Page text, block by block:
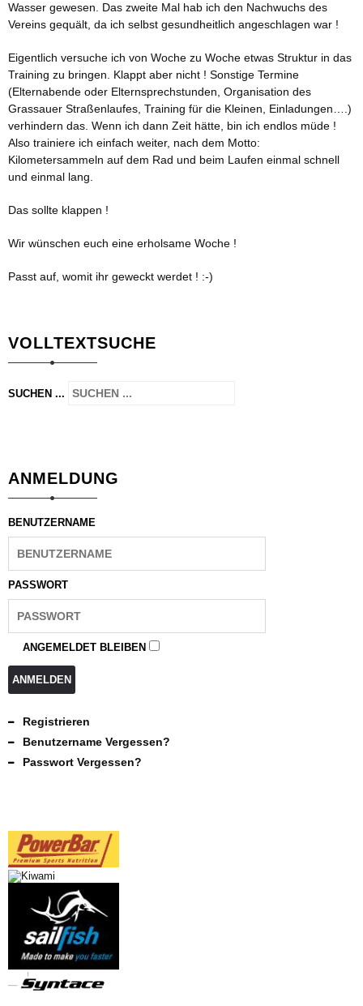
Wasser gewesen. Das zweite Mal hab ich den Nachwuchs des
Vereins gequält, da ich selbst gesundheitlich angeschlagen war !
Eigentlich versuche ich von Woche zu Woche etwas Struktur in das
Training zu bringen. Klappt aber nicht ! Sonstige Termine
(Elternabende oder Elternsprechstunden, Organisation des
Grassauer Straßenlaufes, Training für die Kleinen, Einladungen….)
verhindern das. Wenn ich dann Zeit hätte, bin ich endlos müde !
Also trainiere ich einfach weiter, nach dem Motto:
Kilometersammeln auf dem Rad und beim Laufen einmal schnell
und einmal lang.
Das sollte klappen !
Wir wünschen euch eine erholsame Woche !
Passt auf, womit ihr geweckt werdet ! :-)
VOLLTEXTSUCHE
SUCHEN ...
ANMELDUNG
BENUTZERNAME
PASSWORT
ANGEMELDET BLEIBEN
ANMELDEN
Registrieren
Benutzername Vergessen?
Passwort Vergessen?